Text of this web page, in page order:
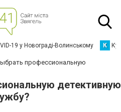
19 у Новограді-Волинському К
профессиональную
детективную